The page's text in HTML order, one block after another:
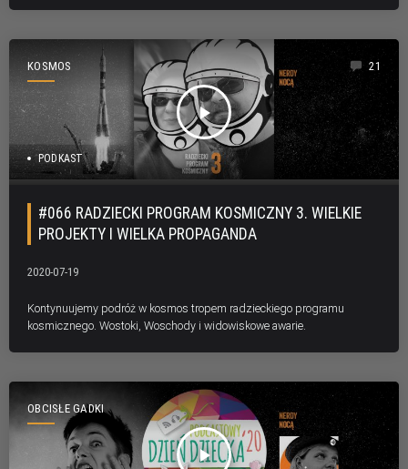
KOSMOS
play_arrow
21
PODKAST
#066 RADZIECKI PROGRAM KOSMICZNY 3. WIELKIE
PROJEKTY I WIELKA PROPAGANDA
2020-07-19
Kontynuujemy podróż w kosmos tropem radzieckiego programu
kosmicznego. Wostoki, Woschody i widowiskowe awarie.
OBCISŁE GADKI
play_arrow